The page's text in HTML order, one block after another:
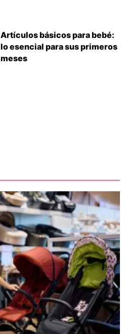
Artículos básicos para bebé:
lo esencial para sus primeros
meses